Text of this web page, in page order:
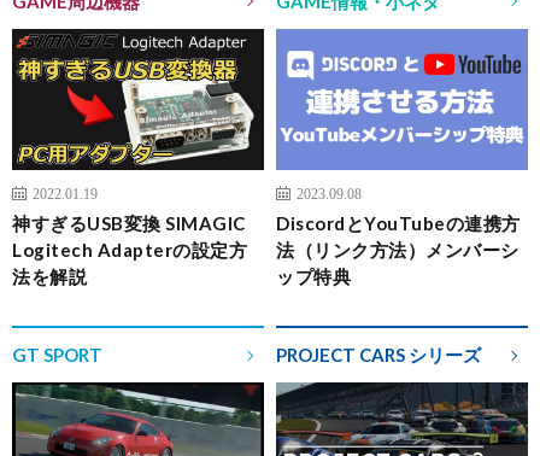
2022.01.19
神すぎるUSB変換 SIMAGIC
Logitech Adapterの設定方
法を解説
2023.09.08
DiscordとYouTubeの連携方
法（リンク方法）メンバーシ
ップ特典
GT SPORT PROJECT CARS シリーズ